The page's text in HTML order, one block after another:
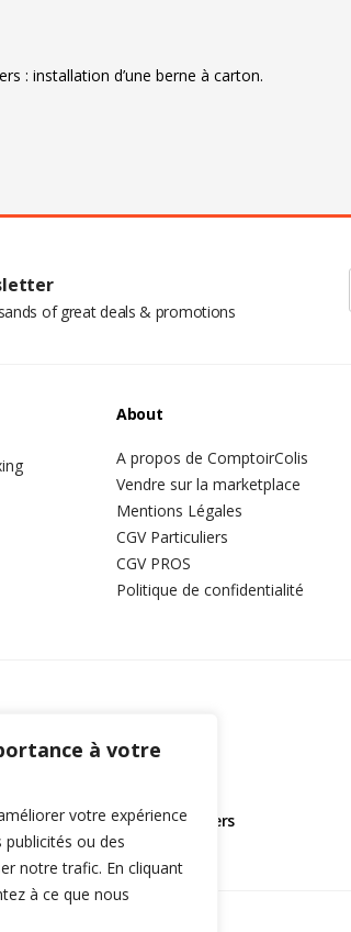
à votre
votre expérience
ou des
notre trafic. En cliquant
à ce que nous
: installation d’une berne à carton.
of great deals & promotions
About
A propos de ComptoirColis
Vendre sur la marketplace
Mentions Légales
CGV Particuliers
CGV PROS
Politique de confidentialité
Televisions
Air Conditioners